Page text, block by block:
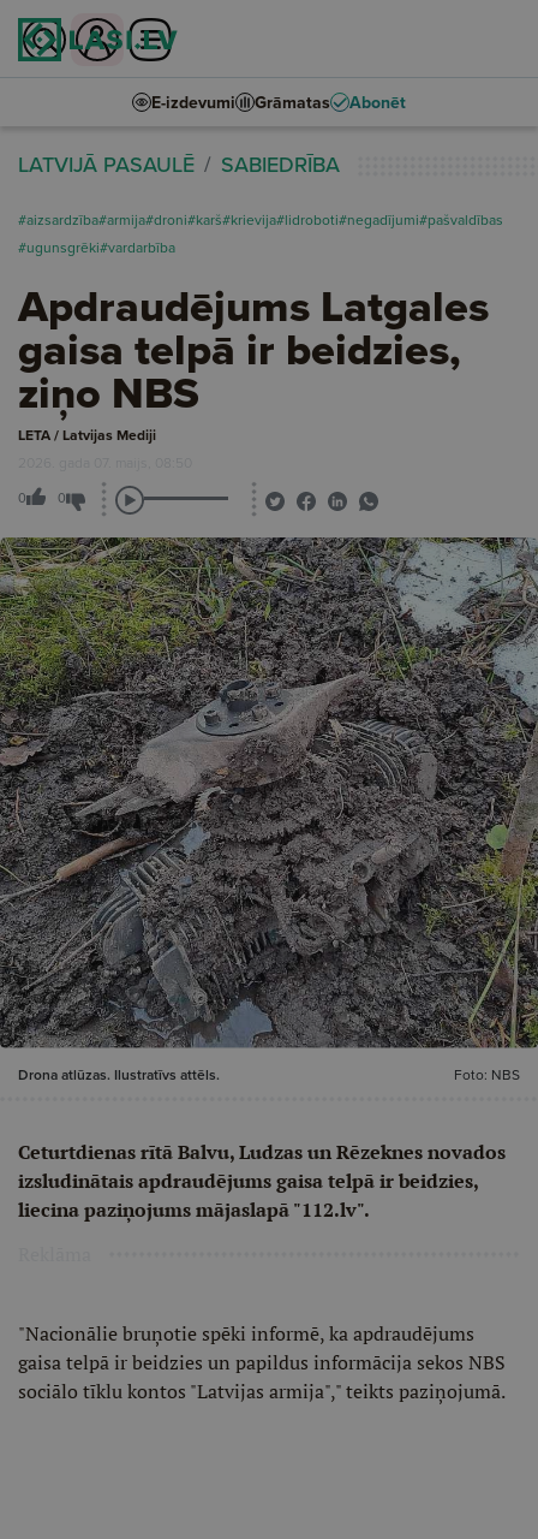
E-izdevumi Grāmatas Abonēt
LATVIJĀ PASAULĒ SABIEDRĪBA
#aizsardzība#armija#droni#karš#krievija#lidroboti#negadījumi#pašvaldības
#ugunsgrēki#vardarbība
Apdraudējums Latgales
gaisa telpā ir beidzies,
ziņo NBS
LETA / Latvijas Mediji
2026. gada 07. maijs, 08:50
0 0
Drona atlūzas. Ilustratīvs attēls. Foto: NBS
Ceturtdienas rītā Balvu, Ludzas un Rēzeknes novados
izsludinātais apdraudējums gaisa telpā ir beidzies,
liecina paziņojums mājaslapā "112.lv".
"Nacionālie bruņotie spēki informē, ka apdraudējums
gaisa telpā ir beidzies un papildus informācija sekos NBS
sociālo tīklu kontos "Latvijas armija"," teikts paziņojumā.